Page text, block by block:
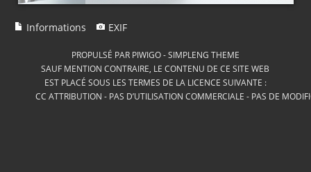
Informations EXIF
PROPULSÉ PAR PIWIGO-SIMPLENG THEME
SAUF MENTION CONTRAIRE, LE CONTENU DE CE SITE WEB
EST PLACÉ SOUS LES TERMES DE LA LICENCE SUIVANTE :
CC ATTRIBUTION - PAS D’UTILISATION COMMERCIALE - PAS DE